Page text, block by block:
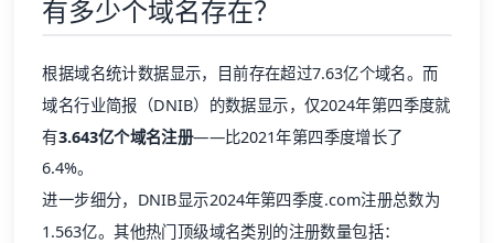
有多少个域名存在？
根据域名统计数据显示，目前存在超过7.63亿个域名。而
域名行业简报（DNIB）的数据显示，仅2024年第四季度就
有3.643亿个域名注册——比2021年第四季度增长了
6.4%。
进一步细分，DNIB显示2024年第四季度.com注册总数为
1.563亿。其他热门顶级域名类别的注册数量包括：